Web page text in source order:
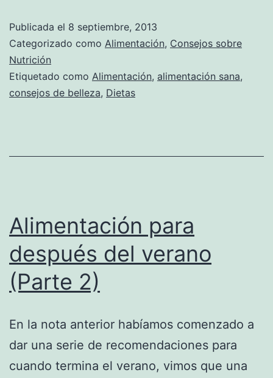
Publicada el 8 septiembre, 2013
Categorizado como Alimentación, Consejos sobre
Nutrición
Etiquetado como Alimentación, alimentación sana,
consejos de belleza, Dietas
Alimentación para
después del verano
(Parte 2)
En la nota anterior habíamos comenzado a
dar una serie de recomendaciones para
cuando termina el verano, vimos que una